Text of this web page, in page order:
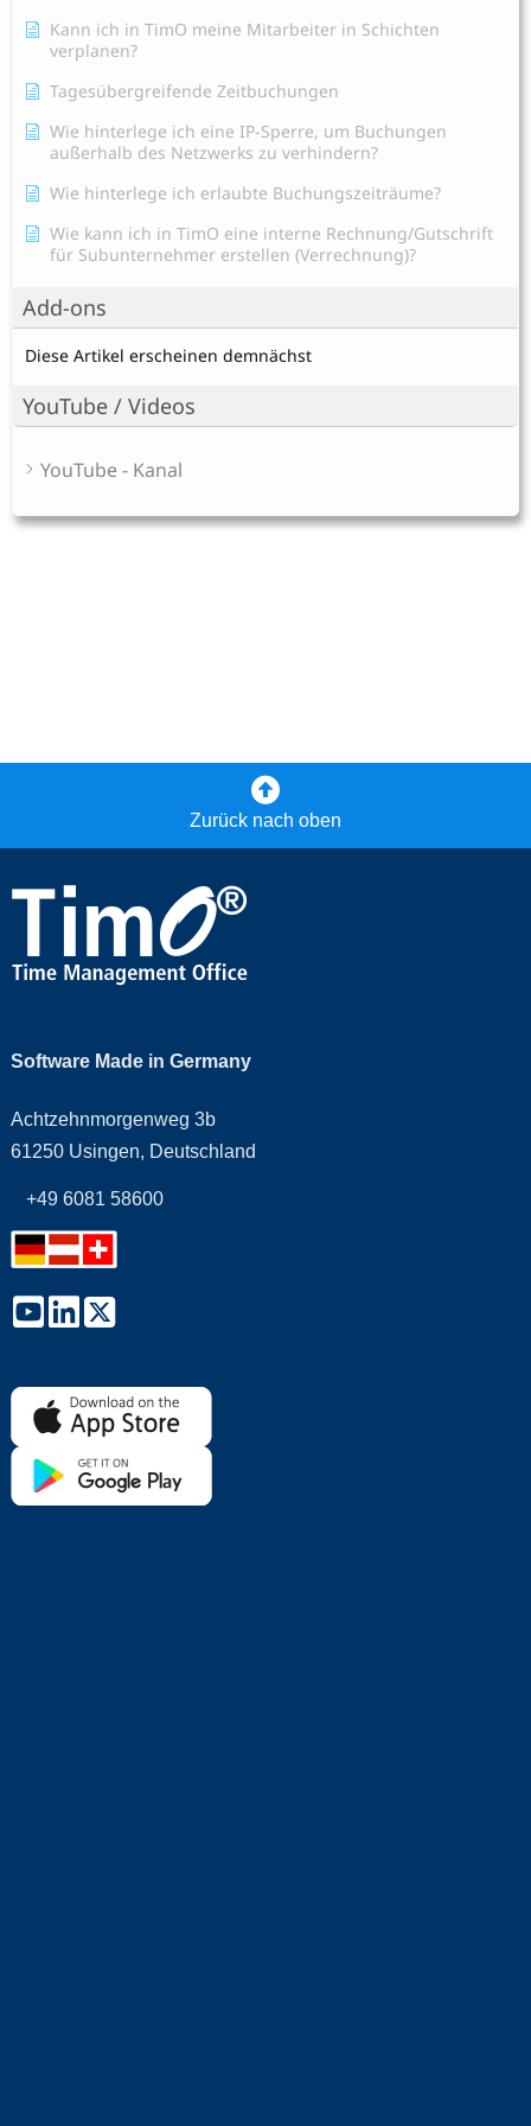
Kann ich in TimO meine Mitarbeiter in Schichten
verplanen?
Tagesübergreifende Zeitbuchungen
Wie hinterlege ich eine IP-Sperre, um Buchungen
außerhalb des Netzwerks zu verhindern?
Wie hinterlege ich erlaubte Buchungszeiträume?
Wie kann ich in TimO eine interne Rechnung/Gutschrift
für Subunternehmer erstellen (Verrechnung)?
Add-ons
Diese Artikel erscheinen demnächst
YouTube / Videos
YouTube - Kanal
Zurück nach oben
Software Made in Germany
Achtzehnmorgenweg 3b
61250 Usingen, Deutschland
+49 6081 58600